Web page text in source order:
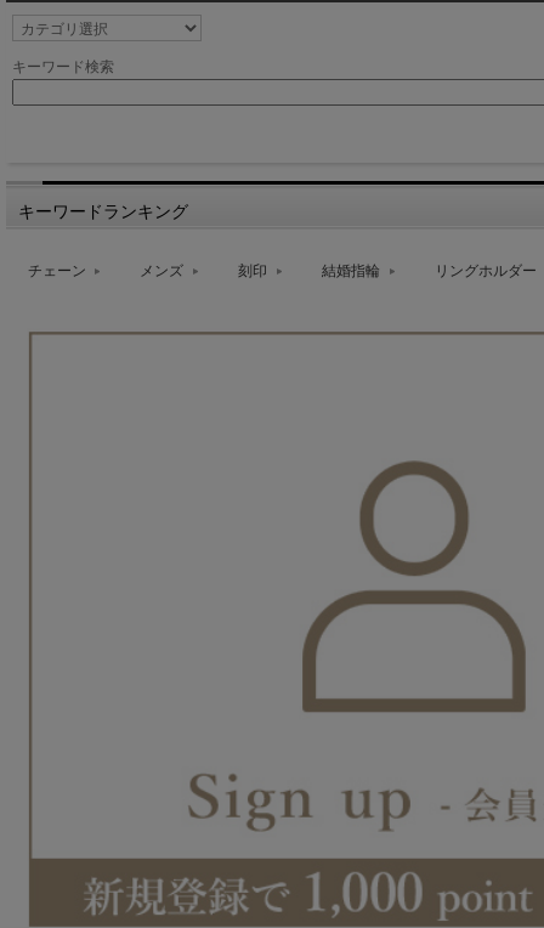
キーワード検索
キーワードランキング
チェーン メンズ 刻印 結婚指輪 リングホルダー